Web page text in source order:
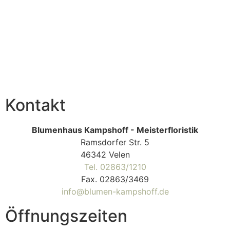
Kontakt
Blumenhaus Kampshoff - Meisterfloristik
Ramsdorfer Str. 5
46342 Velen
Tel. 02863/1210
Fax. 02863/3469
info@blumen-kampshoff.de
Öffnungszeiten